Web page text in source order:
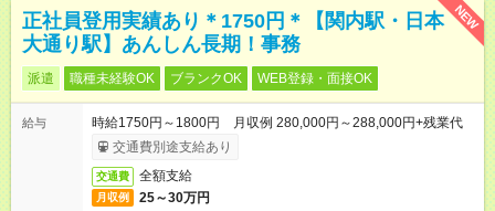
NEW
正社員登用実績あり＊1750円＊【関内駅・日本
大通り駅】あんしん長期！事務
派遣 職種未経験OK ブランクOK WEB登録・面接OK
給与
時給1750円～1800円 月収例 280,000円～288,000円+残業代
交通費別途支給あり
交通費 全額支給
月収例 25～30万円